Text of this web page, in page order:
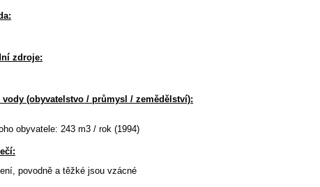
zdroje:
vody (obyvatelstvo / průmysl / zemědělství):
obyvatele: 243 m3 / rok (1994)
povodně a těžké jsou vzácné